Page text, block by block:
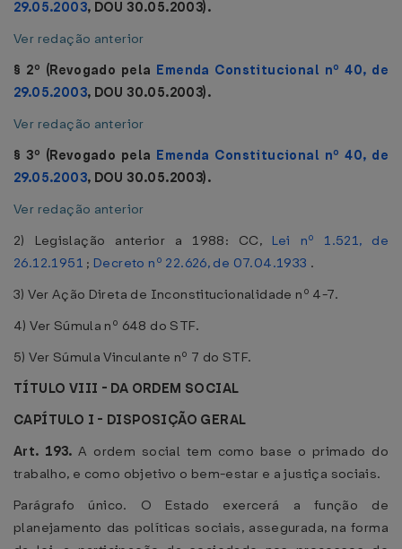
29.05.2003, DOU 30.05.2003).
Ver redação anterior
§ 2º (Revogado pela Emenda Constitucional nº 40, de
29.05.2003, DOU 30.05.2003).
Ver redação anterior
§ 3º (Revogado pela Emenda Constitucional nº 40, de
29.05.2003, DOU 30.05.2003).
Ver redação anterior
2) Legislação anterior a 1988: CC, Lei nº 1.521, de
26.12.1951 ; Decreto nº 22.626, de 07.04.1933 .
3) Ver Ação Direta de Inconstitucionalidade nº 4-7.
4) Ver Súmula nº 648 do STF.
5) Ver Súmula Vinculante nº 7 do STF.
TÍTULO VIII - DA ORDEM SOCIAL
CAPÍTULO I - DISPOSIÇÃO GERAL
Art. 193. A ordem social tem como base o primado do
trabalho, e como objetivo o bem-estar e a justiça sociais.
Parágrafo único. O Estado exercerá a função de
planejamento das políticas sociais, assegurada, na forma